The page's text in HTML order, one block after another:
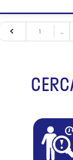
1 ...